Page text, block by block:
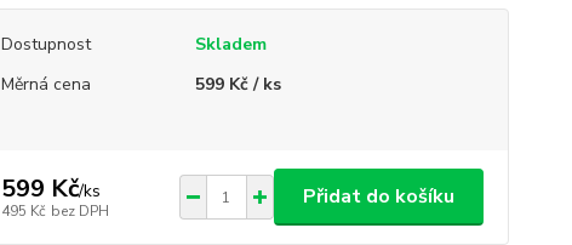
Dostupnost
Skladem
Měrná cena
599 Kč / ks
599 Kč/ks
495 Kč bez DPH
Přidat do košíku